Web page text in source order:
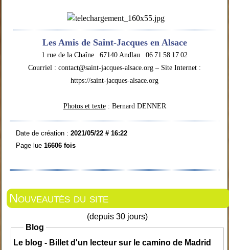
Les Amis de Saint-Jacques en Alsace
1 rue de la Chaîne 67140 Andlau 06 71 58 17 02
Courriel : contact@saint-jacques-alsace.org – Site Internet :
https://saint-jacques-alsace.org
Photos et texte: Bernard DENNER
Date de création : 2021/05/22 # 16:22
Page lue 16606 fois
Nouveautés du site
(depuis 30 jours)
Blog
Le blog - Billet d'un lecteur sur le camino de Madrid